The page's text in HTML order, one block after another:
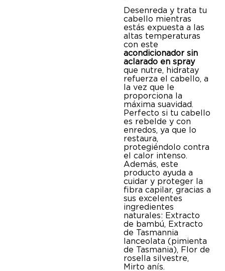
Desenreda y trata tu
cabello mientras
estás expuesta a las
altas temperaturas
con este
acondicionador sin
aclarado en spray
que nutre, hidrata y
refuerza el cabello, a
la vez que le
proporciona la
máxima suavidad.
Perfecto si tu cabello
es rebelde y con
enredos, ya que lo
restaura,
protegiéndolo contra
el calor intenso.
Además, este
producto ayuda a
cuidar y proteger la
fibra capilar, gracias a
sus excelentes
ingredientes
naturales: Extracto
de bambú, Extracto
de Tasmannia
lanceolata (pimienta
de Tasmania), Flor de
rosella silvestre,
Mirto anís.